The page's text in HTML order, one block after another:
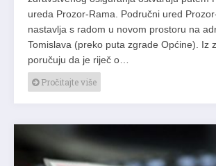
ureda Prozor-Rama. Područni ured
nastavlja s radom u novom prostoru na
Tomislava (preko puta zgrade Općine). Iz
poručuju da je riječ o…
Pročitajte više